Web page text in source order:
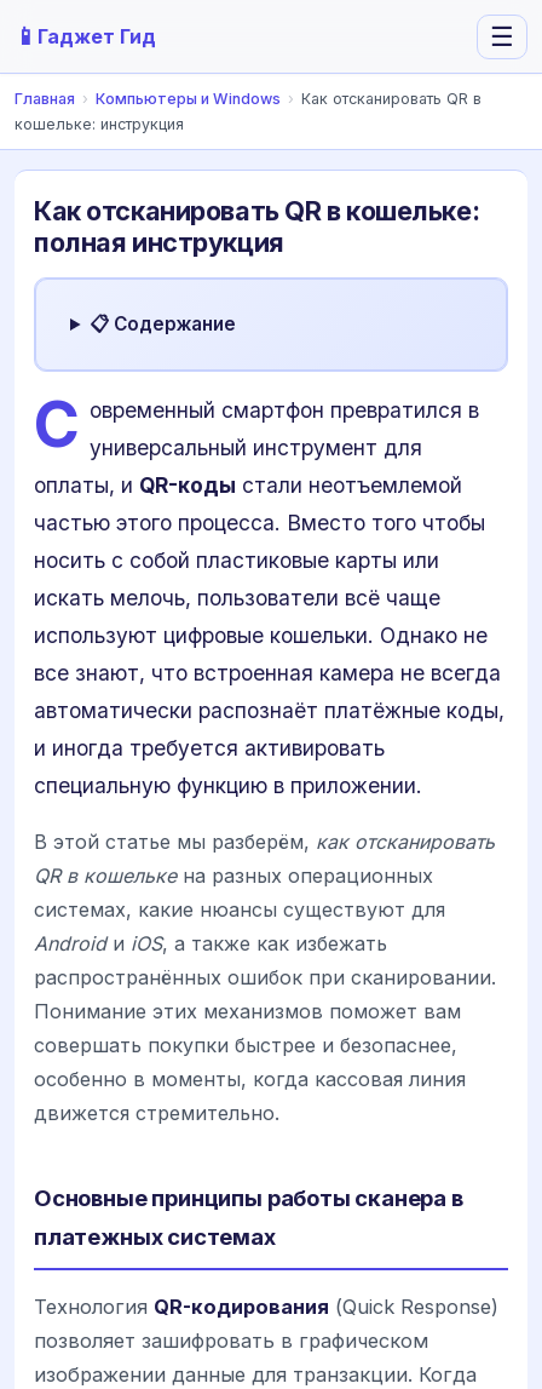
📱 Гаджет Гид ☰
Главная › Компьютеры и Windows › Как отсканировать QR в
кошельке: инструкция
Как отсканировать QR в кошельке:
полная инструкция
📋 Содержание
С овременный смартфон превратился в
универсальный инструмент для
оплаты, и QR-коды стали неотъемлемой
частью этого процесса. Вместо того чтобы
носить с собой пластиковые карты или
искать мелочь, пользователи всё чаще
используют цифровые кошельки. Однако не
все знают, что встроенная камера не всегда
автоматически распознаёт платёжные коды,
и иногда требуется активировать
специальную функцию в приложении.
В этой статье мы разберём, как отсканировать
QR в кошелькена разных операционных
системах, какие нюансы существуют для
Androidи iOS, а также как избежать
распространённых ошибок при сканировании.
Понимание этих механизмов поможет вам
совершать покупки быстрее и безопаснее,
особенно в моменты, когда кассовая линия
движется стремительно.
Основные принципы работы сканера в
платежных системах
Технология QR-кодирования (Quick Response)
позволяет зашифровать в графическом
изображении данные для транзакции. Когда